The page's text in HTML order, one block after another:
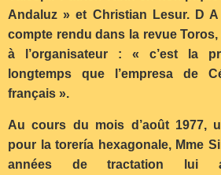
Andaluz » et Christian Lesur. D
compte rendu dans la revue
à l’organisateur : « c’est la
longtemps que l’empresa de
français ».
Au cours du mois d’août 1977,
pour la torería hexagonale, Mme
années de tractation lui